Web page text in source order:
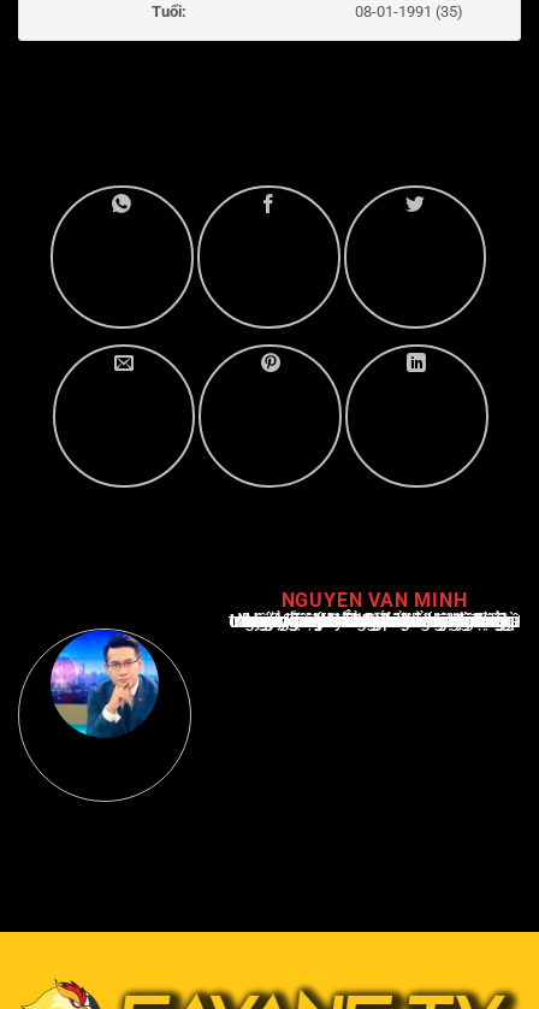
Tuổi:
08-01-1991 (35)
NGUYEN VAN MINH
Nguyễn Văn Minh là một trong những chuyên gia hàng đầu về báo cáo tin tức thể thao tại Việt Nam, với hơn 10 năm hoạt động trong ngành. Ông có kiến thức sâu rộng và kinh nghiệm đáng kể trong việc phân tích và báo cáo về các sự kiện thể thao hàng đầu. Sự hiểu biết sâu sắc của ông về ngành này đã giúp ông xây dựng uy tín và danh tiếng trong cộng đồng báo chí thể thao.